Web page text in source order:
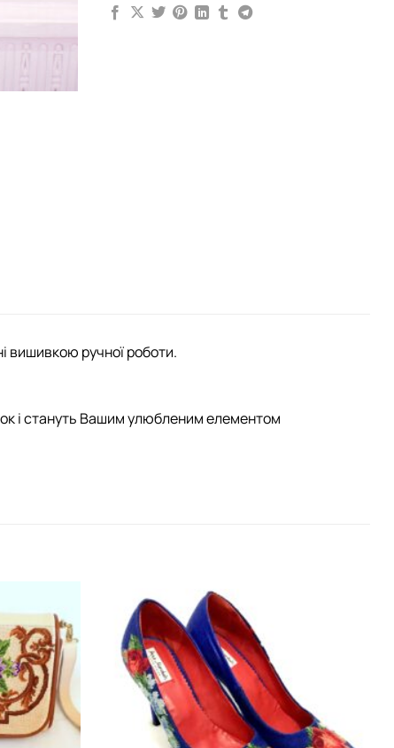
вишивкою ручної роботи.
і стануть Вашим улюбленим елементом
Додати
виріб у
вибране